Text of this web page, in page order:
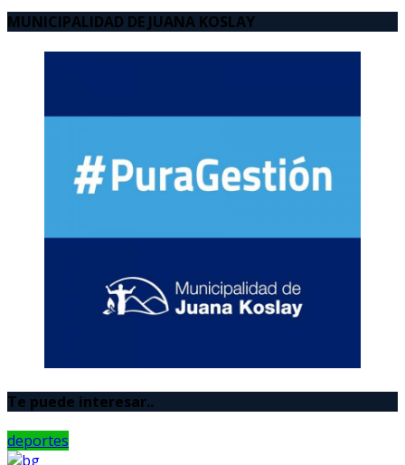
MUNICIPALIDAD DE JUANA KOSLAY
Te puede interesar..
deportes